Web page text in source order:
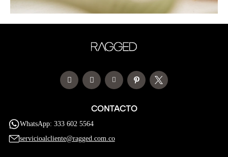
CONTACTO
WhatsApp: 333 602 5564
servicioalcliente@ragged.com.co